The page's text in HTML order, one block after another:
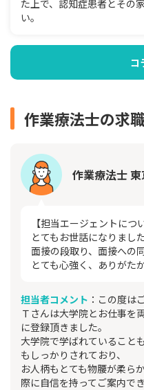
た上で、認知症患者とその
い。
コ
作業療法士の求
作業療法士 東
【担当エージェントにつ
とてもお世話になりました
面接の段取り、面接への
とても心強く、ありがた
担当者コメント ：この度は
Ｔさんは大学院とお仕事を
に登録頂きました。
大学院で学ばれていること
もしっかりされており、
お人柄もとても物腰が柔ら
際に自信を持ってご案内でき